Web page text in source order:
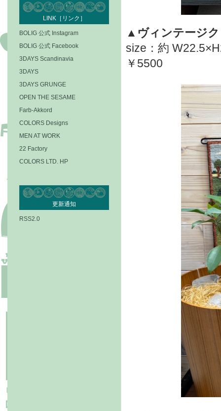
▲ヴィンテージ
size：約
￥5500
LINK［リンク］
BOLIG 公式 Instagram
BOLIG 公式 Facebook
3DAYS Scandinavia
3DAYS
3DAYS GRUNGE
OPEN THE SESAME
Farb-Akkord
COLORS Designs
MEN AT WORK
22 Factory
COLORS LTD. HP
更新通知
RSS2.0